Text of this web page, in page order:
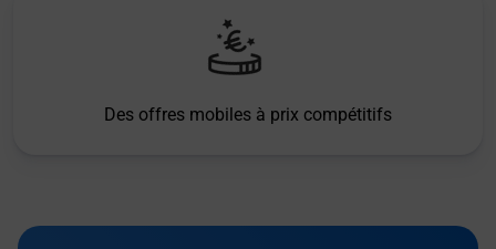
Des offres mobiles à prix compétitifs